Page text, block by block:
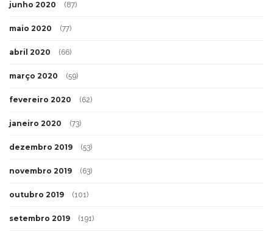
junho 2020 (87)
maio 2020 (77)
abril 2020 (66)
março 2020 (59)
fevereiro 2020 (62)
janeiro 2020 (73)
dezembro 2019 (53)
novembro 2019 (63)
outubro 2019 (101)
setembro 2019 (191)